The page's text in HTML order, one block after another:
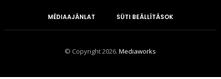
MÉDIAAJÁNLAT SÜTI BEÁLLÍTÁSOK
© Copyright 2026.Mediaworks